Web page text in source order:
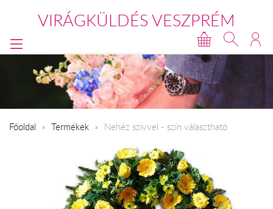
VIRÁGKÜLDÉS VESZPRÉM
Főoldal Termékek Nehéz szívvel - szín választható